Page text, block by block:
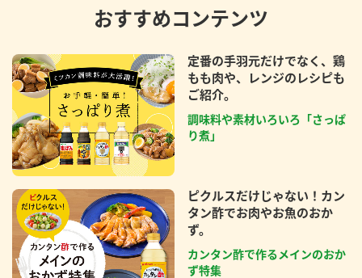
おすすめコンテンツ
定番の手羽元だけでなく、鶏
もも肉や、レンジのレシピも
ご紹介。
調味料や素材いろいろ「さっぱ
り煮」
ピクルスだけじゃない！カン
タン酢でお肉やお魚のおか
ず。
カンタン酢で作るメインのおか
ず特集